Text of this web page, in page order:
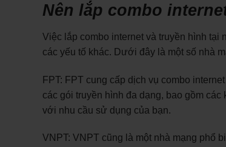
Nên lắp combo
Việc lắp combo internet và truyền hình tại
các yếu tố khác. Dưới đây là một số nhà
FPT: FPT cung cấp dịch vụ combo
các gói truyền hình đa dạng, bao gồm
với nhu cầu sử dụng của bạn.
VNPT: VNPT cũng là một nhà mạng phổ